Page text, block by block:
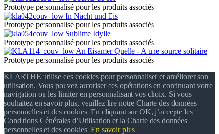
Prototype personnalisé pour les produits associés
In Nacht und Eis
Prototype personnalisé pour les produits associés
Sublime Idylle
Prototype personnalisé pour les produits associés
An Eisamer Quelle - A une source solitaire
Prototype personnalisé pour les produits associés
KLARTHE utilise des cookies pour personnaliser et améliorer son
utilisation. Vous pouvez autoriser ces opérations en continuant votre
navigation ou les limiter en personnalisant vos choix. Si vous
souhaitez en savoir plus, veuillez lire notre Charte des données
personnelles et des cookies. En cliquant sur OK, j’accepte les
Conditions Générales d’Utilisation et la Charte des données
personnelles et des cookies. En savoir plus